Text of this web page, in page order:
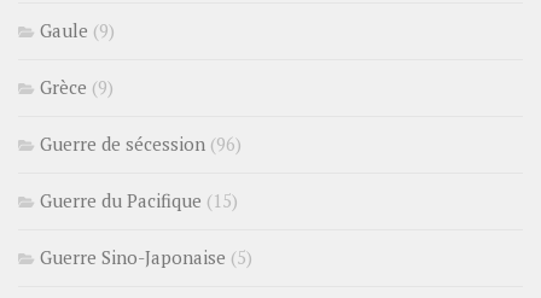
Gaule (9)
Grèce (9)
Guerre de sécession (96)
Guerre du Pacifique (15)
Guerre Sino-Japonaise (5)